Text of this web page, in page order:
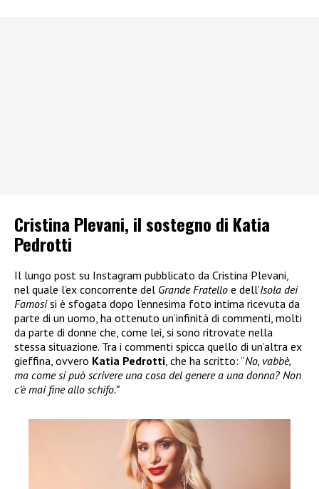
Cristina Plevani, il sostegno di Katia
Pedrotti
Il lungo post su Instagram pubblicato da Cristina Plevani,
nel quale l’ex concorrente del Grande Fratello e dell’Isola dei
Famosisi è sfogata dopo l’ennesima foto intima ricevuta da
parte di un uomo, ha ottenuto un’infinità di commenti, molti
da parte di donne che, come lei, si sono ritrovate nella
stessa situazione. Tra i commenti spicca quello di un’altra ex
gieffina, ovvero Katia Pedrotti, che ha scritto: “No, vabbè,
ma come si può scrivere una cosa del genere a una donna? Non
c’è mai fine allo schifo.”